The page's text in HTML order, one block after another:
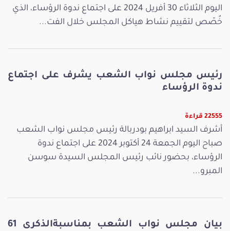
اليوم الثلاثاء 30 أفريل 2024 على اجتماع ندوة الرؤساء، الذي
خُصّص لتقييم نشاط هياكل المجلس خلال الفت...
رئيس مجلس نواب الشعب يشرف على اجتماع
ندوة الرؤساء
22555 قراءة
أشرف السيد ابراهيم بودربالة رئيس مجلس نواب الشعب
صباح اليوم الجمعة 24 أكتوبر 2024 على اجتماع ندوة
الرؤساء، بحضور نائب رئيس المجلس السيدة سوسن
المبرو...
بيان مجلس نواب الشعب بمناسبةالذكرى 61